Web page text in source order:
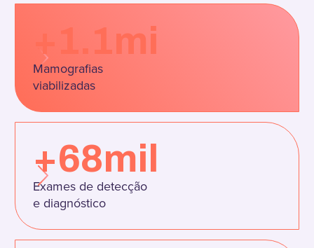
+1.1mi
Mamografias
viabilizadas
+68mil
Exames de detecção
e diagnóstico